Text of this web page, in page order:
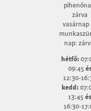
zárva
vasárnap
nap:
hétfő:
09:45
12:30-
kedd:
13:45 és
16:30-